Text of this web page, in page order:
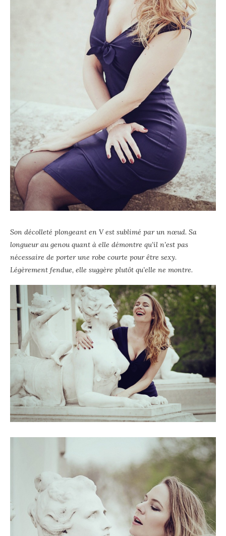
Son décolleté plongeant en V est sublimé par un nœud. Sa
longueur au genou quant à elle démontre qu’il n’est pas
nécessaire de porter une robe courte pour être sexy.
Légèrement fendue, elle suggère plutôt qu’elle ne montre.